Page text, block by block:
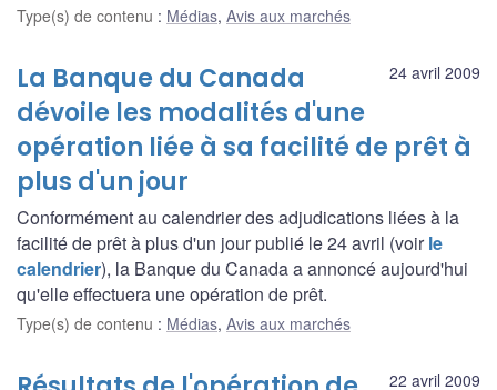
Type(s) de contenu : Médias, Avis aux marchés
24 avril 2009
La Banque du Canada
dévoile les modalités d'une
opération liée à sa facilité de prêt à
plus d'un jour
Conformément au calendrier des adjudications liées à la
facilité de prêt à plus d'un jour publié le 24 avril (voirle
calendrier), la Banque du Canada a annoncé aujourd'hui
qu'elle effectuera une opération de prêt.
Type(s) de contenu : Médias, Avis aux marchés
22 avril 2009